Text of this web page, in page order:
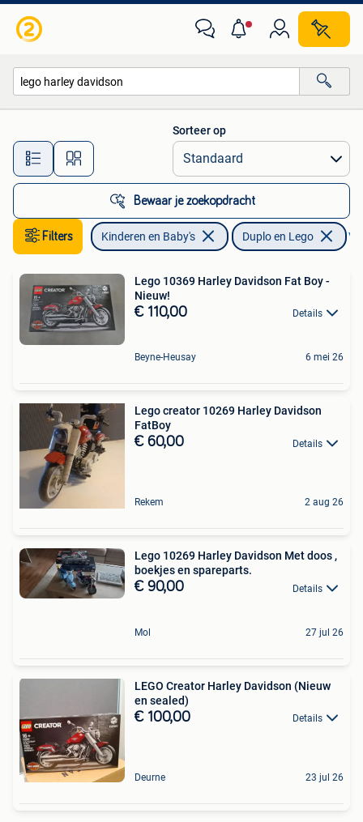
Alle afstanden…
Sorteer op
Bewaar je zoekopdracht
Filters Kinderen en Baby's Duplo en Lego
Lego 10369 Harley Davidson Fat Boy -
Nieuw!
€ 110,00 Details
Beyne-Heusay 6 mei 26
Lego creator 10269 Harley Davidson
FatBoy
€ 60,00 Details
Rekem 2 aug 26
Lego 10269 Harley Davidson Met doos ,
boekjes en spareparts.
€ 90,00 Details
Mol 27 jul 26
LEGO Creator Harley Davidson (Nieuw
en sealed)
€ 100,00 Details
Deurne 23 jul 26